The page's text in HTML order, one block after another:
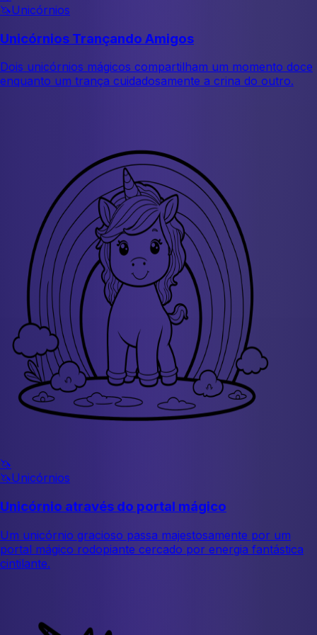
🦄Unicórnios
Unicórnios Trançando Amigos
Dois unicórnios mágicos compartilham um momento doce
enquanto um trança cuidadosamente a crina do outro.
🦄
🦄Unicórnios
Unicórnio através do portal mágico
Um unicórnio gracioso passa majestosamente por um
portal mágico rodopiante cercado por energia fantástica
cintilante.